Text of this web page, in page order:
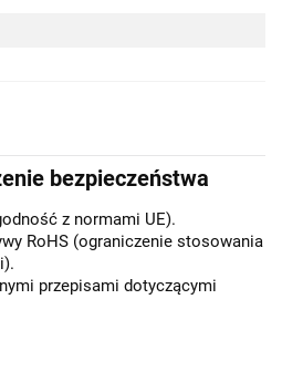
bezpieczeństwa
z normami UE).
RoHS (ograniczenie stosowania
przepisami dotyczącymi